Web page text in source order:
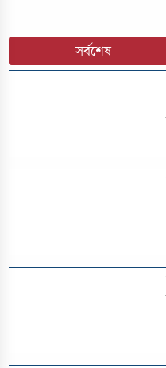
সর্বশেষ